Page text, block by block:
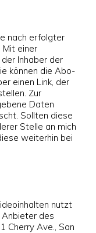
nach erfolgter
Mit einer
Inhaber der
können die Abo-
einen Link, der
Zur
Daten
Sollten diese
Stelle an mich
weiterhin bei
nutzt
Anbieter des
Cherry Ave., San